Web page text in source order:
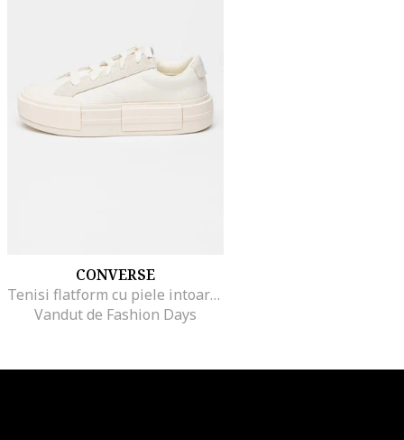
CONVERSE
Tenisi flatform cu piele intoarsa Cruise, Crem
Vandut de Fashion Days